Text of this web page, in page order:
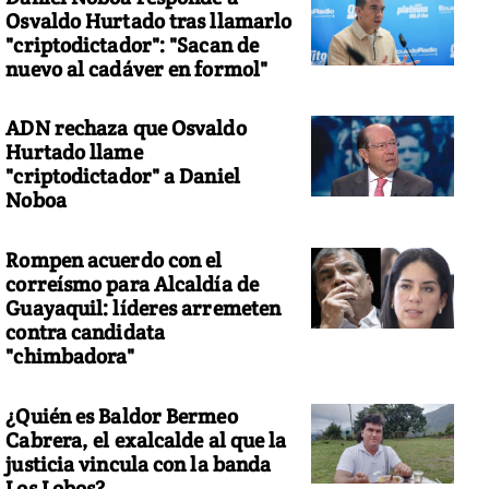
flores y mensajes
Osvaldo Hurtado tras llamarlo
"criptodictador": "Sacan de
nuevo al cadáver en formol"
ADN rechaza que Osvaldo
Hurtado llame
"criptodictador" a Daniel
Noboa
Rompen acuerdo con el
correísmo para Alcaldía de
Guayaquil: líderes arremeten
contra candidata
"chimbadora"
¿Quién es Baldor Bermeo
Cabrera, el exalcalde al que la
justicia vincula con la banda